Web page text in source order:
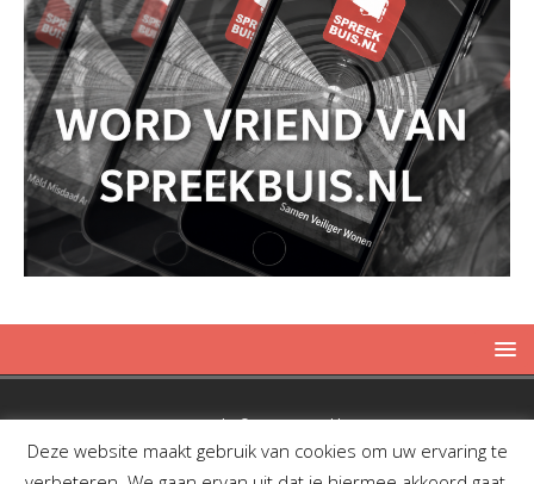
Copyright © 2019 Spreekbuis
Deze website maakt gebruik van cookies om uw ervaring te